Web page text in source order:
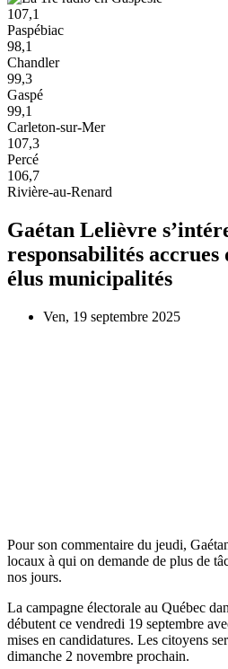
107,1
Paspébiac
98,1
Chandler
99,3
Gaspé
99,1
Carleton-sur-Mer
107,3
Percé
106,7
Rivière-au-Renard
Gaétan Lelièvre
responsabilités accrues
élus municipalités
Ven, 19 septembre 2025
Pour son commentaire du jeudi,
locaux à qui on demande de plus de
nos jours.
La campagne électorale au Québec
débutent ce vendredi 19 septembre
mises en candidatures. Les citoyens
dimanche 2 novembre prochain.